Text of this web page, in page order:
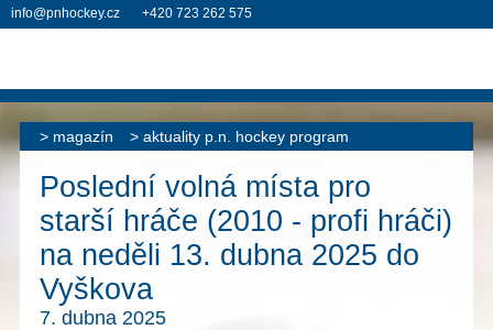
magazín aktuality p.n. hockey program
Poslední volná místa pro
starší hráče (2010 - profi hráči)
na neděli 13. dubna 2025 do
Vyškova
7. dubna 2025
info@pnhockey.cz +420 723 262 575